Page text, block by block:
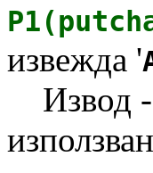
извежда '
Извод -